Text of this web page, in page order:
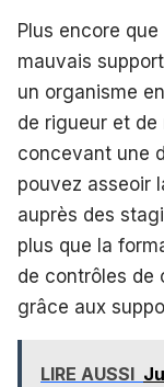
Plus encore
mauvais
un organisme
de rigueur et de
concevant une
pouvez asseoir
auprès des
plus que la
de contrôles de
grâce aux
LIRE AUSSI